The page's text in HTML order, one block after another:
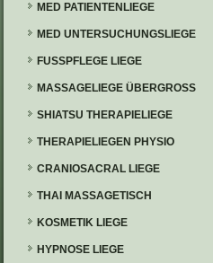
MED PATIENTENLIEGE
MED UNTERSUCHUNGSLIEGE
FUSSPFLEGE LIEGE
MASSAGELIEGE ÜBERGROSS
SHIATSU THERAPIELIEGE
THERAPIELIEGEN PHYSIO
CRANIOSACRAL LIEGE
THAI MASSAGETISCH
KOSMETIK LIEGE
HYPNOSE LIEGE